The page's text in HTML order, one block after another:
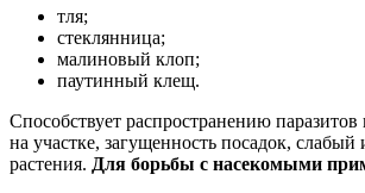
тля;
стеклянница;
малиновый клоп;
паутинный клещ.
Способствует распространению паразитов
на участке, загущенность посадок,
растения. Для борьбы с насекомыми